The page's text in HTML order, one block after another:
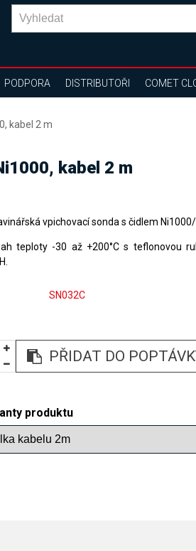
PODPORA DISTRIBUTOŘI COMET
kabel 2 m
kabel 2 m
vpichovací sonda s čidlem
teploty -30 až +200°C s teflonovou
SN032C
PŘIDAT DO
produktu